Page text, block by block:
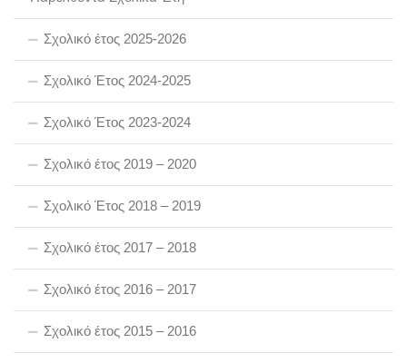
Σχολικό έτος 2025-2026
Σχολικό Έτος 2024-2025
Σχολικό Έτος 2023-2024
Σχολικό έτος 2019 – 2020
Σχολικό Έτος 2018 – 2019
Σχολικό έτος 2017 – 2018
Σχολικό έτος 2016 – 2017
Σχολικό έτος 2015 – 2016